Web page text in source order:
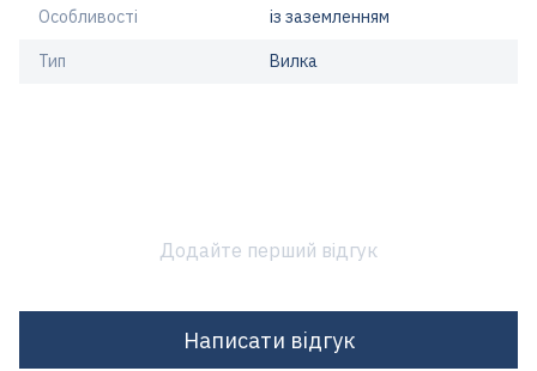
Особливості із заземленням
Тип Вилка
Додайте перший відгук
Написати відгук